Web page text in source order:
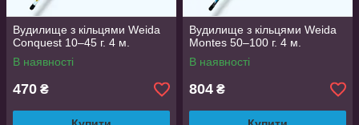
Вудилище з кільцями Weida
Conquest 10–45 г. 4 м.
В наявності
470 ₴
Вудилище з кільцями Weida
Montes 50–100 г. 4 м.
В наявності
804 ₴